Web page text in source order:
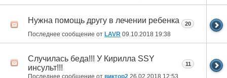
Нужна помощь другу в лечении ребенка
Последнее сообщение от LAVR 09.10.2018 19:38
20
Случилась беда!!! У Кирилла SSY
инсульт!!!
Последнее сообщение от виктор2 26.02.2018 12:53
11